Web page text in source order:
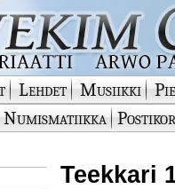
Lehdet Musiikki
Numismatiikka
Teekkari